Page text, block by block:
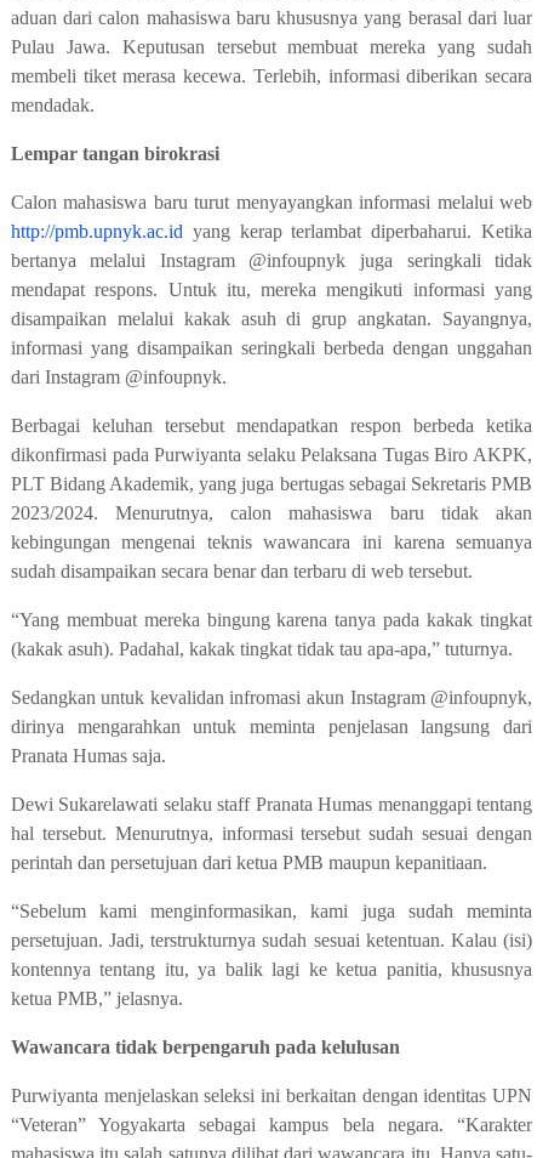
aduan dari calon mahasiswa baru khususnya yang berasal dari luar
Pulau Jawa. Keputusan tersebut membuat mereka yang sudah
membeli tiket merasa kecewa. Terlebih, informasi diberikan secara
mendadak.
Lempar tangan birokrasi
Calon mahasiswa baru turut menyayangkan informasi melalui web
http://pmb.upnyk.ac.id yang kerap terlambat diperbaharui. Ketika
bertanya melalui Instagram @infoupnyk juga seringkali tidak
mendapat respons. Untuk itu, mereka mengikuti informasi yang
disampaikan melalui kakak asuh di grup angkatan. Sayangnya,
informasi yang disampaikan seringkali berbeda dengan unggahan
dari Instagram @infoupnyk.
Berbagai keluhan tersebut mendapatkan respon berbeda ketika
dikonfirmasi pada Purwiyanta selaku Pelaksana Tugas Biro AKPK,
PLT Bidang Akademik, yang juga bertugas sebagai Sekretaris PMB
2023/2024. Menurutnya, calon mahasiswa baru tidak akan
kebingungan mengenai teknis wawancara ini karena semuanya
sudah disampaikan secara benar dan terbaru di web tersebut.
“Yang membuat mereka bingung karena tanya pada kakak tingkat
(kakak asuh). Padahal, kakak tingkat tidak tau apa-apa,” tuturnya.
Sedangkan untuk kevalidan infromasi akun Instagram @infoupnyk,
dirinya mengarahkan untuk meminta penjelasan langsung dari
Pranata Humas saja.
Dewi Sukarelawati selaku staff Pranata Humas menanggapi tentang
hal tersebut. Menurutnya, informasi tersebut sudah sesuai dengan
perintah dan persetujuan dari ketua PMB maupun kepanitiaan.
“Sebelum kami menginformasikan, kami juga sudah meminta
persetujuan. Jadi, terstrukturnya sudah sesuai ketentuan. Kalau (isi)
kontennya tentang itu, ya balik lagi ke ketua panitia, khususnya
ketua PMB,” jelasnya.
Wawancara tidak berpengaruh pada kelulusan
Purwiyanta menjelaskan seleksi ini berkaitan dengan identitas UPN
“Veteran” Yogyakarta sebagai kampus bela negara. “Karakter
mahasiswa itu salah satunya dilihat dari wawancara itu. Hanya satu-